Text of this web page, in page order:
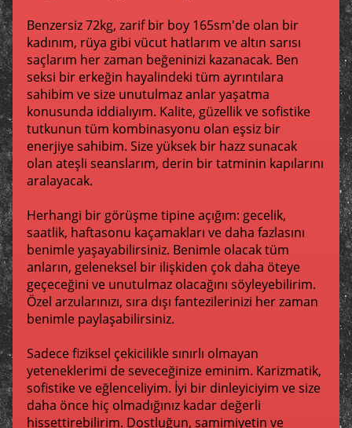
Benzersiz 72kg, zarif bir boy 165sm'de olan bir
kadınım, rüya gibi vücut hatlarım ve altın sarısı
saçlarım her zaman beğeninizi kazanacak. Ben
seksi bir erkeğin hayalindeki tüm ayrıntılara
sahibim ve size unutulmaz anlar yaşatma
konusunda iddialıyım. Kalite, güzellik ve sofistike
tutkunun tüm kombinasyonu olan eşsiz bir
enerjiye sahibim. Size yüksek bir hazz sunacak
olan ateşli seanslarım, derin bir tatminin kapılarını
aralayacak.
Herhangi bir görüşme tipine açığım: gecelik,
saatlik, haftasonu kaçamakları ve daha fazlasını
benimle yaşayabilirsiniz. Benimle olacak tüm
anların, geleneksel bir ilişkiden çok daha öteye
geçeceğini ve unutulmaz olacağını söyleyebilirim.
Özel arzularınızı, sıra dışı fantezilerinizi her zaman
benimle paylaşabilirsiniz.
Sadece fiziksel çekicilikle sınırlı olmayan
yeteneklerimi de seveceğinize eminim. Karizmatik,
sofistike ve eğlenceliyim. İyi bir dinleyiciyim ve size
daha önce hiç olmadığınız kadar değerli
hissettirebilirim. Dostluğun, samimiyetin ve